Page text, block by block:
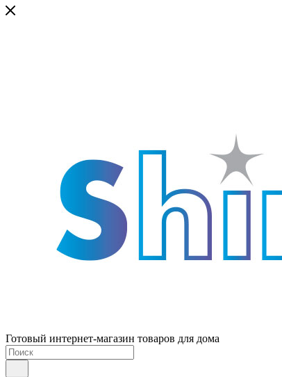
Готовый интернет-магазин товаров для дома